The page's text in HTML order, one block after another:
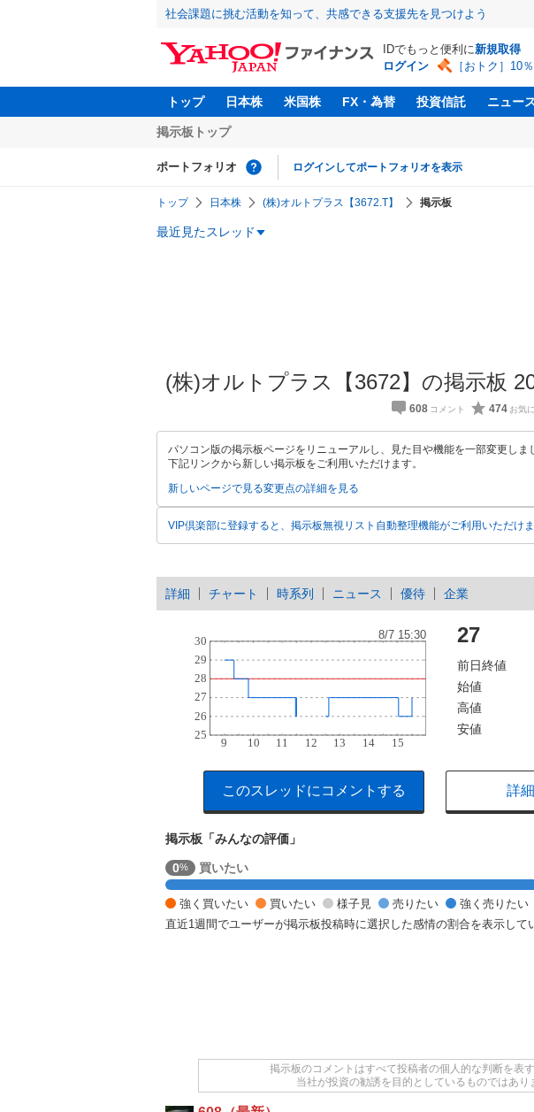
社会課題に挑む活動を知って、共感できる支援先を見つけよう
IDでもっと便利に新規取得
ログイン
［おトク］10
トップ 日本株 米国株 FX・為替 投資信託 ニュー
掲示板トップ
ポートフォリオ ログインしてポートフォリオを表示
トップ 日本株 (株)オルトプラス【3672.T】 掲示板
最近見たスレッド
(株)オルトプラス【3672】の掲示板
608 474
パソコン版の掲示板ページをリニューアルし、見た目や機能を一部変更しま
下記リンクから新しい掲示板をご利用いただけます。
新しいページで見る変更点の詳細を見る
VIP倶楽部に登録すると、掲示板無視リスト自動整理機能がご利用いただけ
詳細 チャート 時系列 ニュース 優待 企業
27
前日終値
始値
高値
安値
このスレッドにコメントする 詳
掲示板「みんなの評価」
強
く
売
り
0% 買いたい
強く買いたい 買いたい 様子見 売りたい
強く売りたい
直近1週間でユーザーが掲示板投稿時に選択した感情の割合を表示して
掲示板のコメントはすべて投稿者の個人的な判断を表す
当社が投資の勧誘を目的としているものではあり